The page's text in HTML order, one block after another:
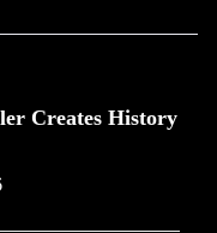
Creates History